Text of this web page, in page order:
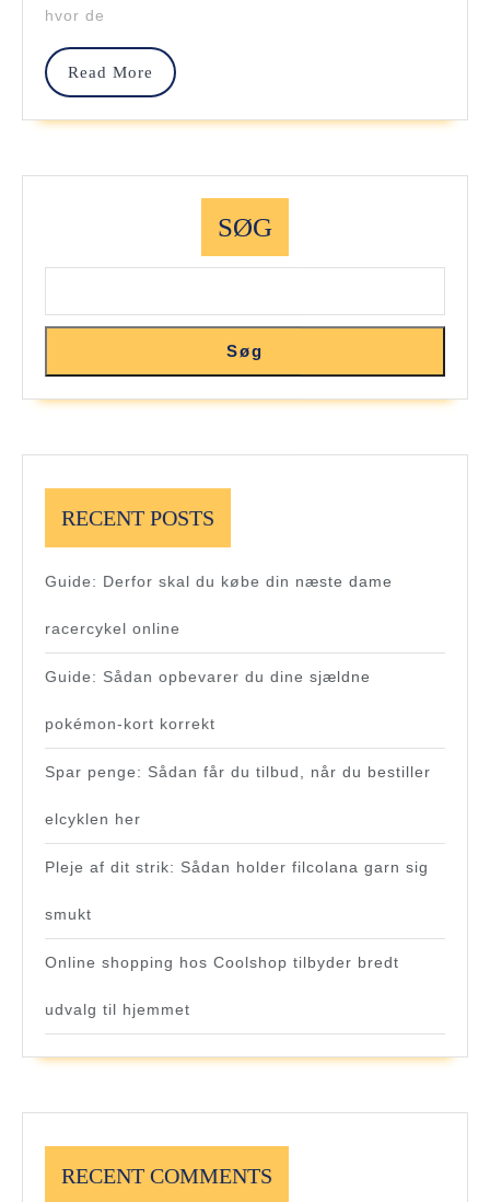
Sengetøj
hvor de
Read More
Read
SØG
Søg
RECENT POSTS
Guide: Derfor skal du købe din næste dame
racercykel online
Guide: Sådan opbevarer du dine sjældne
pokémon-kort korrekt
Spar penge: Sådan får du tilbud, når du bestiller
elcyklen her
Pleje af dit strik: Sådan holder filcolana garn sig
smukt
Online shopping hos Coolshop tilbyder bredt
udvalg til hjemmet
RECENT COMMENTS